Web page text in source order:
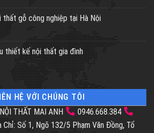
thất gỗ công nghiệp tại Hà Nội
thiết kế nội thất gia đình
HỆ VỚI CHÚNG TÔI
THẤT MAI ANH
0946.668.384
Số 1, Ngõ 132/5 Phạm Văn Đồng, Tổ